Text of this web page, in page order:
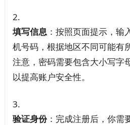
填写信息：按照页面提示，输
机号码，根据地区不同可能有
注意，密码需要包含大小写字
以提高账户安全性。
验证身份：完成注册后，你需